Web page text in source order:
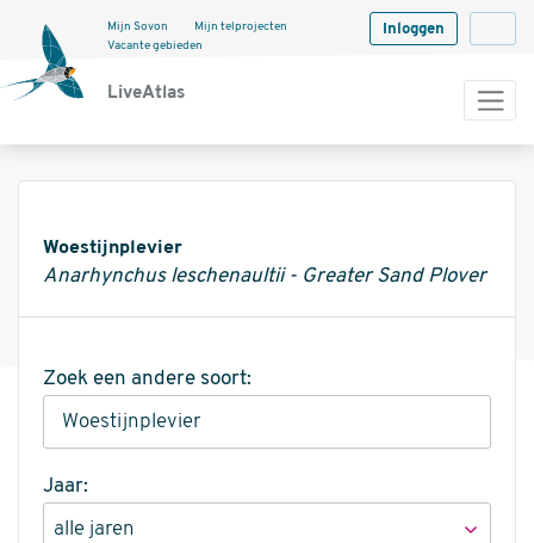
LiveAtlas
Mijn Sovon
Mijn telprojecten
Vacante gebieden
Inloggen
Woestijnplevier
Anarhynchus leschenaultii - Greater Sand Plover
Zoek een andere soort:
Jaar: